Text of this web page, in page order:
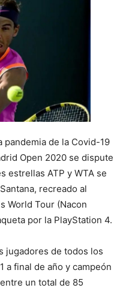
pandemia de la Covid-19
Open 2020 se dispute
estrellas ATP y WTA se
recreado al
World Tour (Nacon
por la PlayStation 4.
jugadores de todos los
a final de año y campeón
un total de 85